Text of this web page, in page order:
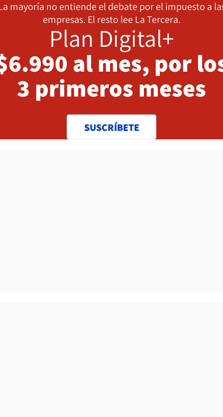
mayoría no entiende el debate por el impuesto a
empresas. El resto lee La Tercera.
Plan Digital+
al mes, por
3 primeros meses
SUSCRÍBETE